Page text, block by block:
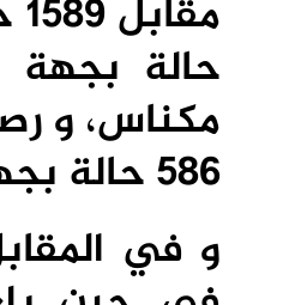
586 حالة بجهة درعة تافيلالت.